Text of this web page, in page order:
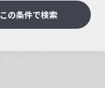
この条件で検索